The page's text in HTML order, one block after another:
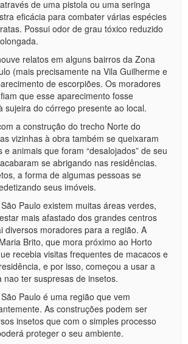
de uma pistola ou uma seringa
eficácia para combater várias espécies
Possui odor de grau tóxico reduzido
relatos em alguns bairros da Zona
(mais precisamente na Vila Guilherme e
de escorpiões. Os moradores
que esse aparecimento fosse
sujeira do córrego presente ao local.
a construção do trecho Norte do
vizinhas à obra também se queixaram
e animais que foram “desalojados” de seu
se abrigando nas residências.
a forma de algumas pessoas se
seus imóveis.
Paulo existem muitas áreas verdes,
mais afastado dos grandes centros
diversos moradores para a região. A
Brito, que mora próximo ao Horto
recebia visitas frequentes de macacos e
e por isso, começou a usar a
nao ter suspresas de insetos.
Paulo é uma região que vem
As construções podem ser
insetos que com o simples processo
proteger o seu ambiente.